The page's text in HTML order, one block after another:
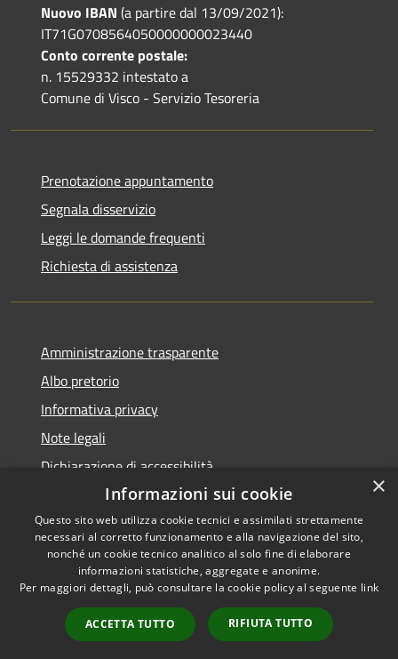
Nuovo IBAN (a partire dal 13/09/2021):
IT71G0708564050000000023440
Conto corrente postale:
n. 15529332 intestato a
Comune di Visco - Servizio Tesoreria
Prenotazione appuntamento
Segnala disservizio
Leggi le domande frequenti
Richiesta di assistenza
Amministrazione trasparente
Albo pretorio
Informativa privacy
Note legali
Dichiarazione di accessibilità
Accessibilità
Privacy
Mappa del sito
Copyright © 2026 • Comune di
Visco • Powered by
Municipium
Accesso
redazione
×
Informazioni sui cookie
Questo sito web utilizza cookie tecnici e assimilati strettamente
necessari al corretto funzionamento e alla navigazione del sito,
nonché un cookie tecnico analitico al solo fine di elaborare
informazioni statistiche, aggregate e anonime.
Per maggiori dettagli, può consultare la cookie policy al seguente link
ACCETTA TUTTO RIFIUTA TUTTO